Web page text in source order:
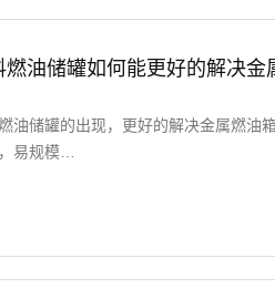
燃油储罐如何能更好的解决金
油储罐的出现，更好的解决金属燃油
易规模…